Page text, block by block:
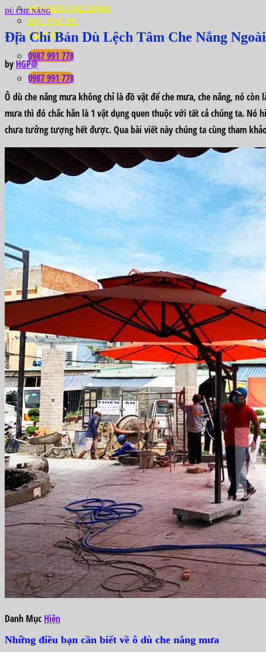
MÁI HIÊN CHE NẮNG
BẠT PVC PE
LIÊN HỆ
0987 991 778
0987 991 778
DÙ CHE NẮNG
Địa Chỉ Bán Dù Lệch Tâm Che Nắng
by HGP@
Ô dù che nắng mưa khôngchỉ làđồ vậtđể che mưa, che nắng, nó còn
mưa thì đóchắc hẳn là 1 vật dụngquen thuộc với tất cảchúng ta. Nó
chưatưởng tượnghết được. Qua bài viết này chúng tacùngtham
Danh Mục Hiện
Những điều bạn cần biết về ô dù che nắng mưa